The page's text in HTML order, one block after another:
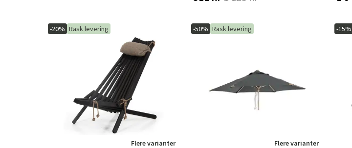
-20% Rask levering
Flere varianter
-50% Rask levering
Flere varianter
-15%